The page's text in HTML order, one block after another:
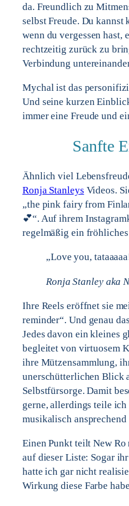
da. Freundlich zu
selbst Freude. Du kannst
wenn du vergessen hast,
rechtzeitig zurück zu
Verbindung
Mychal ist das
Und seine kurzen
immer eine Freude und
Sanfte
Ähnlich viel
Ronja Stanleys Videos.
„the pink fairy from
💕“. Auf ihrem
regelmäßig ein
„Love you,
Ronja Stanley aka
Ihre Reels eröffnet sie
reminder“. Und genau
Jedes davon ein kleines
begleitet von virtuosem
ihre Mützensammlung,
unerschütterlichen Blick
Selbstfürsorge. Damit
gerne, allerdings teile
musikalisch
Einen Punkt teilt New Ro
auf dieser Liste: Sogar
hatte ich gar nicht
Wirkung diese Farbe